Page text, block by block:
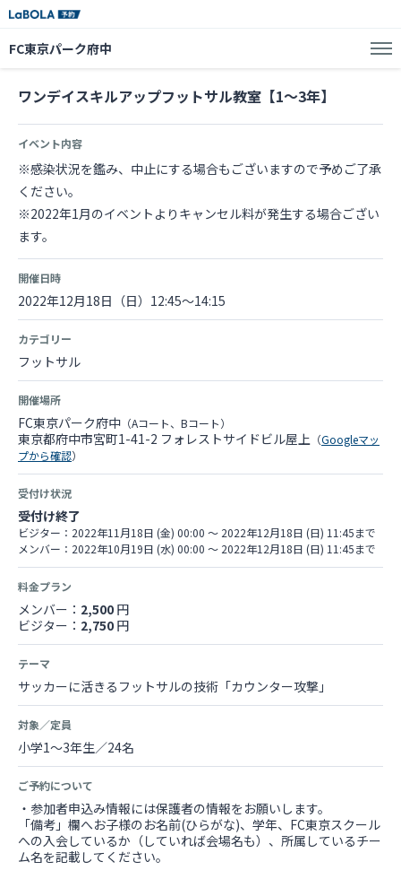
FC東京パーク府中
ワンデイスキルアップフットサル教室【1～3年】
イベント内容
※感染状況を鑑み、中止にする場合もございますので予めご了承
ください。
※2022年1月のイベントよりキャンセル料が発生する場合ござい
ます。
開催日時
2022年12月18日（日）12:45～14:15
カテゴリー
フットサル
開催場所
FC東京パーク府中 （Aコート、Bコート）
東京都府中市宮町1-41-2 フォレストサイドビル屋上 （Googleマッ
プから確認）
受付け状況
受付け終了
ビジター：2022年11月18日 (金) 00:00 〜 2022年12月18日 (日) 11:45まで
メンバー：2022年10月19日 (水) 00:00 〜 2022年12月18日 (日) 11:45まで
料金プラン
メンバー： 2,500 円
ビジター： 2,750 円
テーマ
サッカーに活きるフットサルの技術「カウンター攻撃」
対象／定員
小学1～3年生／24名
ご予約について
・参加者申込み情報には保護者の情報をお願いします。
「備考」欄へお子様のお名前(ひらがな)、学年、FC東京スクール
への入会しているか（していれば会場名も）、所属しているチー
ム名を記載してください。